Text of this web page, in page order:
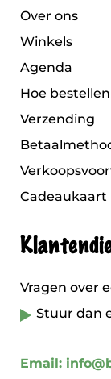
Over ons
Winkels
Agenda
Hoe bestellen
Verzending
Cadeaukaart
Vragen over
Stuur dan
Email: